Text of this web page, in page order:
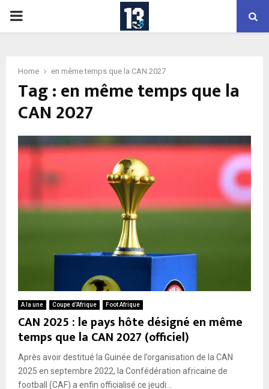
PRIMARY
Home en même temps que la CAN 2027
Tag : en même temps que la
CAN 2027
A la une Coupe d'Afrique Foot Afrique
CAN 2025 : le pays hôte désigné en même
temps que la CAN 2027 (officiel)
Après avoir destitué la Guinée de l’organisation de la CAN
2025 en septembre 2022, la Confédération africaine de
football (CAF) a enfin officialisé ce jeudi...